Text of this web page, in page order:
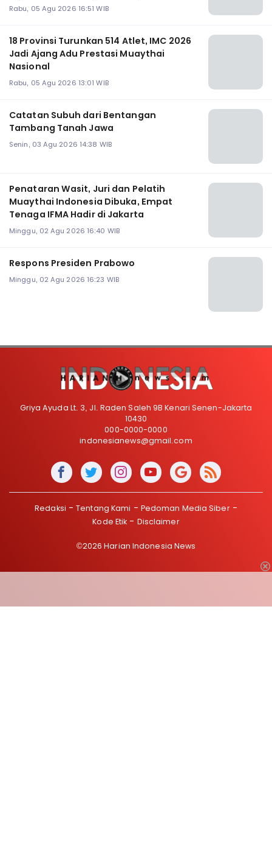
Indonesia
Rabu, 05 Agu 2026 16:51 WIB
18 Provinsi Turunkan 514 Atlet, IMC 2026
Jadi Ajang Adu Prestasi Muaythai
Nasional
Rabu, 05 Agu 2026 13:01 WIB
Catatan Subuh dari Bentangan
Tambang Tanah Jawa
Senin, 03 Agu 2026 14:38 WIB
Penataran Wasit, Juri dan Pelatih
Muaythai Indonesia Dibuka, Empat
Tenaga IFMA Hadir di Jakarta
Minggu, 02 Agu 2026 16:40 WIB
Respons Presiden Prabowo
Minggu, 02 Agu 2026 16:23 WIB
Griya Ayuda Lt. 3, Jl. Raden Saleh 9B Kenari Senen-Jakarta
10430
000-0000-0000
indonesianews@gmail.com
Redaksi Tentang Kami
Pedoman Media Siber
Kode Etik
Disclaimer
©2026 Harian Indonesia News